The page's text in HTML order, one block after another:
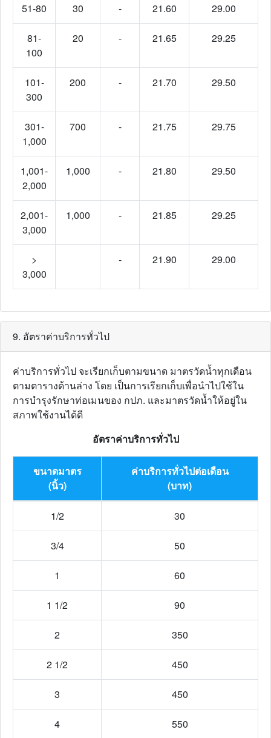
51-80 30 - 21.60 29.00
81-
100
20 - 21.65 29.25
101-
300
200 - 21.70 29.50
301-
1,000
700 - 21.75 29.75
1,001-
2,000
1,000 - 21.80 29.50
2,001-
3,000
1,000 - 21.85 29.25
>
3,000
- 21.90 29.00
9. อัตราค่าบริการทั่วไป
ค่าบริการทั่วไป จะเรียกเก็บตามขนาด มาตรวัดน้ำทุกเดือน
ตามตารางด้านล่าง โดย เป็นการเรียกเก็บเพื่อนำไปใช้ใน
การบำรุงรักษาท่อเมนของ กปภ. และมาตรวัดน้ำให้อยู่ใน
สภาพใช้งานได้ดี
อัตราค่าบริการทั่วไป
ขนาดมาตร
(นิ้ว)
ค่าบริการทั่วไปต่อเดือน
(บาท)
1/2 30
3/4 50
1 60
1 1/2 90
2 350
2 1/2 450
3 450
4 550